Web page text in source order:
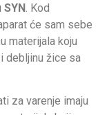
SYN . Kod
će sam sebe
materijala koju
debljinu žice sa
za varenje imaju